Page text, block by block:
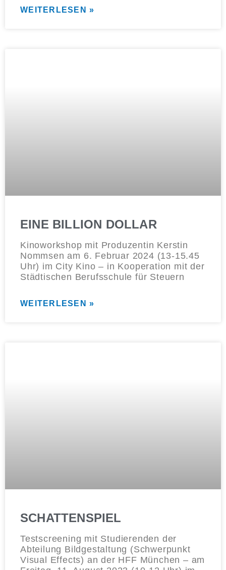
WEITERLESEN »
EINE BILLION DOLLAR
Kinoworkshop mit Produzentin Kerstin
Nommsen am 6. Februar 2024 (13-15.45
Uhr) im City Kino – in Kooperation mit der
Städtischen Berufsschule für Steuern
WEITERLESEN »
SCHATTENSPIEL
Testscreening mit Studierenden der
Abteilung Bildgestaltung (Schwerpunkt
Visual Effects) an der HFF München – am